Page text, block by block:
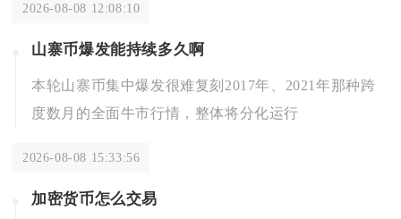
2026-08-08 12:08:10
山寨币爆发能持续多久啊
本轮山寨币集中爆发很难复刻2017年、2021年那种跨
度数月的全面牛市行情，整体将分化运行
2026-08-08 15:33:56
加密货币怎么交易